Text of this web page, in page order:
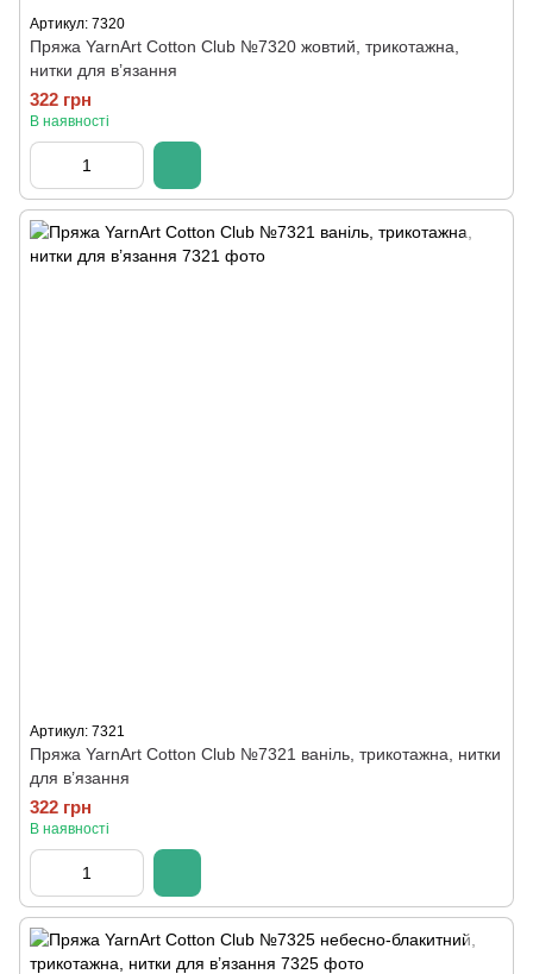
Артикул: 7320
Пряжа YarnArt Cotton Club №7320 жовтий, трикотажна,
нитки для в’язання
322 грн
В наявності
Артикул: 7321
Пряжа YarnArt Cotton Club №7321 ваніль, трикотажна, нитки
для в’язання
322 грн
В наявності